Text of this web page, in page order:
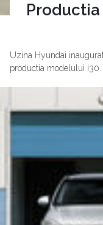
Uzina Hyundai
productia modelului i30.